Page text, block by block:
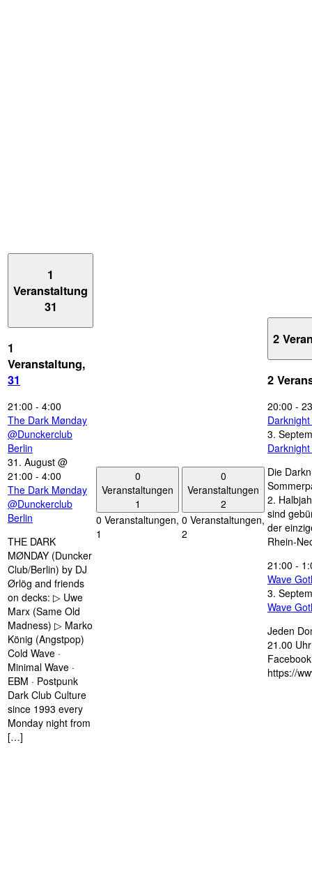
1
Veranstaltung
31
1
Veranstaltung,
31
21:00 - 4:00
The Dark Mønday
@Dunckerclub
Berlin
31. August @
21:00 - 4:00
The Dark Mønday
@Dunckerclub
Berlin
THE DARK
MØNDAY (Duncker
Club/Berlin) by DJ
Ørlög and friends
on decks: ▷ Uwe
Marx (Same Old
Madness) ▷ Marko
König (Angstpop)
Cold Wave ·
Minimal Wave ·
EBM · Postpunk
Dark Club Culture
since 1993 every
Monday night from
[…]
0
Veranstaltungen
1
0 Veranstaltungen,
1
0
Veranstaltungen
2
0 Veranstaltungen,
2
2
2
20:00 -
3.
Die
2.
sind
der
Rhein-
21:00 -
Wave
3.
Wave
Jeden
21.00
https://